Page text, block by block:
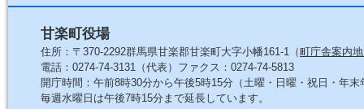
甘楽町役場
住所：〒370-2292群馬県甘楽郡甘楽町大字小幡161-1（町庁舎案内
電話：0274-74-3131（代表）ファクス：0274-74-5813
開庁時間：午前8時30分から午後5時15分（土曜・日曜・祝日・年末
毎週水曜日は午後7時15分まで延長しています。